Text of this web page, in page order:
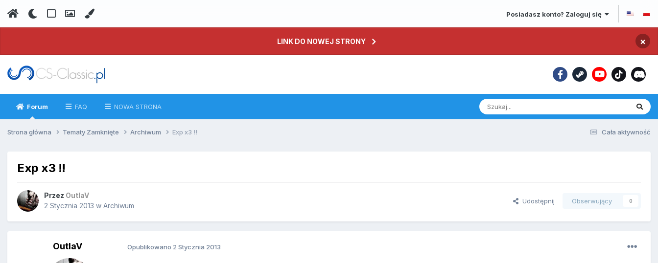
Posiadasz konto? Zaloguj się
LINK DO NOWEJ STRONY ×
Forum FAQ NOWA STRONA
Cała aktywność
Strona główna Tematy Zamknięte Archiwum Exp x3 !!
Exp x3 !!
Przez OutlaV
2 Stycznia 2013 w Archiwum
Udostępnij Obserwujący 0
OutlaV Opublikowano 2 Stycznia 2013